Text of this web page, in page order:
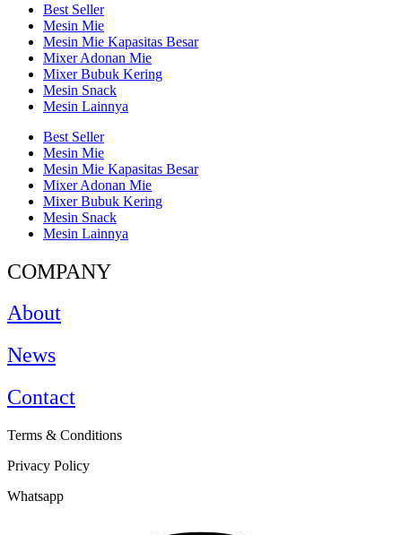
Best Seller
Mesin Mie
Mesin Mie Kapasitas Besar
Mixer Adonan Mie
Mixer Bubuk Kering
Mesin Snack
Mesin Lainnya
Best Seller
Mesin Mie
Mesin Mie Kapasitas Besar
Mixer Adonan Mie
Mixer Bubuk Kering
Mesin Snack
Mesin Lainnya
COMPANY
About
News
Contact
Terms & Conditions
Privacy Policy
Whatsapp